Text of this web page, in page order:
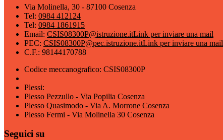
Via Molinella, 30 - 87100 Cosenza
Tel: 0984 412124
Tel: 0984 1861915
Email: CSIS08300P@istruzione.itLink per inviare una mail
PEC: CSIS08300P@pec.istruzione.itLink per inviare una mail
C.F.: 98144170788
Codice meccanografico: CSIS08300P
Plessi:
Plesso Pezzullo - Via Popilia Cosenza
Plesso Quasimodo - Via A. Morrone Cosenza
Plesso Fermi - Via Molinella 30 Cosenza
Seguici su